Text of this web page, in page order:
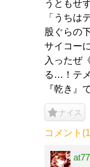
うともせ
「うちは
股ぐらの
サイコー
入ったぜ
る…！テ
『乾き』
ナイス
コメント